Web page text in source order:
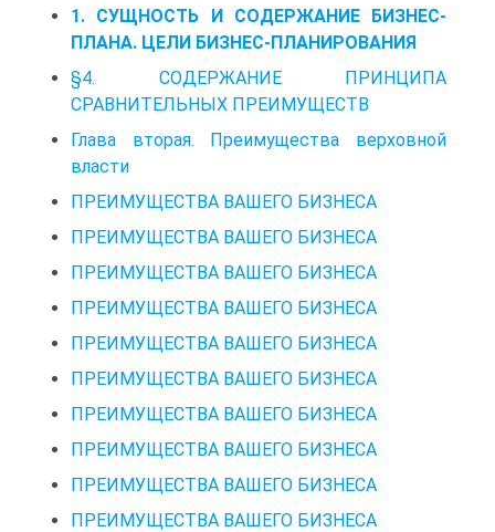
1. СУЩНОСТЬ И СОДЕРЖАНИЕ БИЗНЕС-
ПЛАНА. ЦЕЛИ БИЗНЕС-ПЛАНИРОВАНИЯ
§4. СОДЕРЖАНИЕ ПРИНЦИПА
СРАВНИТЕЛЬНЫХ ПРЕИМУЩЕСТВ
Глава вторая. Преимущества верховной
власти
ПРЕИМУЩЕСТВА ВАШЕГО БИЗНЕСА
ПРЕИМУЩЕСТВА ВАШЕГО БИЗНЕСА
ПРЕИМУЩЕСТВА ВАШЕГО БИЗНЕСА
ПРЕИМУЩЕСТВА ВАШЕГО БИЗНЕСА
ПРЕИМУЩЕСТВА ВАШЕГО БИЗНЕСА
ПРЕИМУЩЕСТВА ВАШЕГО БИЗНЕСА
ПРЕИМУЩЕСТВА ВАШЕГО БИЗНЕСА
ПРЕИМУЩЕСТВА ВАШЕГО БИЗНЕСА
ПРЕИМУЩЕСТВА ВАШЕГО БИЗНЕСА
ПРЕИМУЩЕСТВА ВАШЕГО БИЗНЕСА